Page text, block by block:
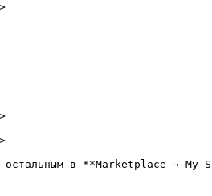
в **Marketplace → My